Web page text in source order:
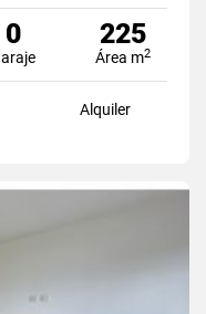
0 225
Área m2
Alquiler